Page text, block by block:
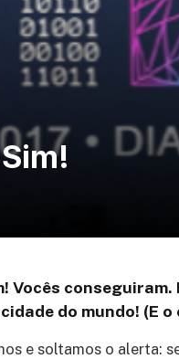
Vocês
do mundo! (E
e soltamos o alerta: